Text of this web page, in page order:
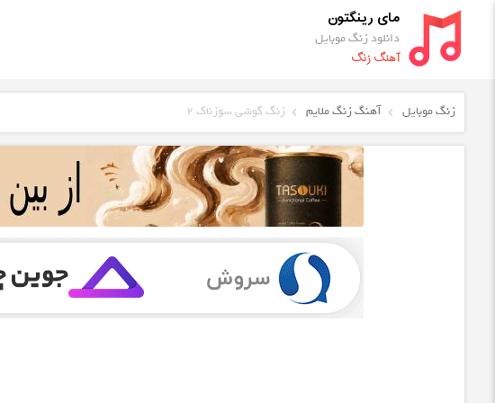
مای رینگتون
دانلود زنگ موبایل
آهنگ زنگ
زنگ موبایل آهنگ زنگ ملایم زنگ گوشی سوزناک 2